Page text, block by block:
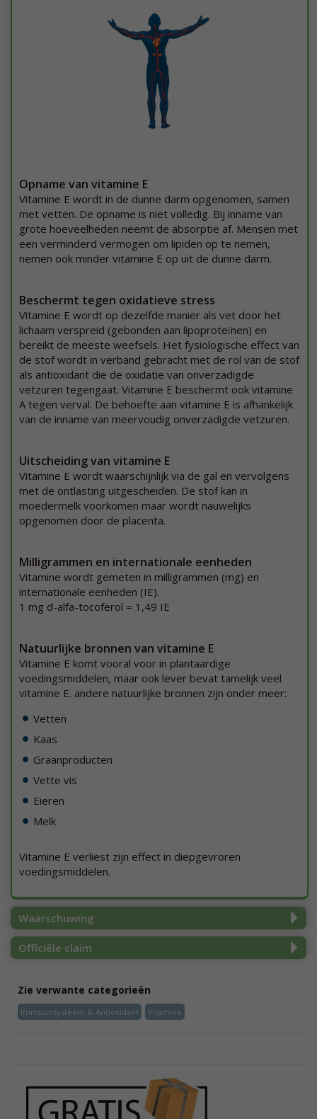
Opname van vitamine E
Vitamine E wordt in de dunne darm opgenomen, samen
met vetten. De opname is niet volledig. Bij inname van
grote hoeveelheden neemt de absorptie af. Mensen met
een verminderd vermogen om lipiden op te nemen,
nemen ook minder vitamine E op uit de dunne darm.
Beschermt tegen oxidatieve stress
Vitamine E wordt op dezelfde manier als vet door het
lichaam verspreid (gebonden aan lipoproteïnen) en
bereikt de meeste weefsels. Het fysiologische effect van
de stof wordt in verband gebracht met de rol van de stof
als antioxidant die de oxidatie van onverzadigde
vetzuren tegengaat. Vitamine E beschermt ook vitamine
A tegen verval. De behoefte aan vitamine E is afhankelijk
van de inname van meervoudig onverzadigde vetzuren.
Uitscheiding van vitamine E
Vitamine E wordt waarschijnlijk via de gal en vervolgens
met de ontlasting uitgescheiden. De stof kan in
moedermelk voorkomen maar wordt nauwelijks
opgenomen door de placenta.
Milligrammen en internationale eenheden
Vitamine wordt gemeten in milligrammen (mg) en
internationale eenheden (IE).
1 mg d-alfa-tocoferol = 1,49 IE
Natuurlijke bronnen van vitamine E
Vitamine E komt vooral voor in plantaardige
voedingsmiddelen, maar ook lever bevat tamelijk veel
vitamine E. andere natuurlijke bronnen zijn onder meer:
Vetten
Kaas
Graanproducten
Vette vis
Eieren
Melk
Vitamine E verliest zijn effect in diepgevroren
voedingsmiddelen.
Waarschuwing
Officiële claim
Zie verwante categorieën
Immuunsysteem & Antioxidant Vitamine